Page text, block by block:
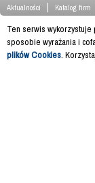
Aktualności | Katalog firm
Ten serwis wykorzystuje
sposobie wyrażania i
plików Cookies.